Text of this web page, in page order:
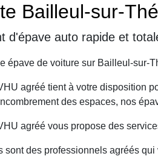
Bailleul-sur-
d'épave auto rapide et
épave de voiture sur Bailleul-sur-
agréé tient à votre disposition
des espaces, nos
agréé vous propose des
sont des professionnels agréés